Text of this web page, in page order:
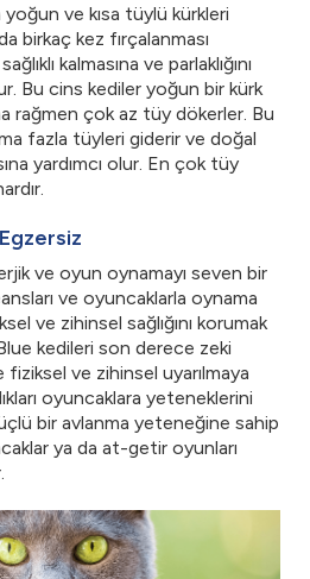
ve kısa tüylü kürkleri
birkaç kez fırçalanması
kalmasına ve parlaklığını
Bu cins kediler yoğun bir kürk
rağmen çok az tüy dökerler. Bu
fazla tüyleri giderir ve doğal
yardımcı olur. En çok tüy
ve oyun oynamayı seven bir
ve oyuncaklarla oynama
ve zihinsel sağlığını korumak
kedileri son derece zeki
fiziksel ve zihinsel uyarılmaya
oyuncaklara yeteneklerini
bir avlanma yeteneğine sahip
ya da at-getir oyunları